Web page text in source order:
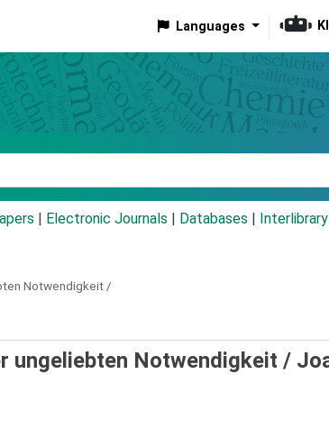
Languages
Electronic Journals Databases
Notwendigkeit /
ungeliebten Notwendigkeit /